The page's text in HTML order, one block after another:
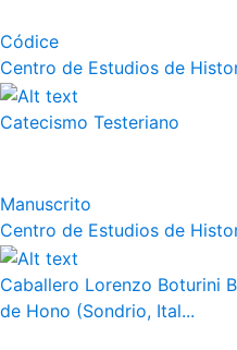
Códice
Centro de Estudios de
Catecismo Testeriano
Manuscrito
Centro de Estudios de
Caballero Lorenzo Boturini
de Hono (Sondrio, Ital...